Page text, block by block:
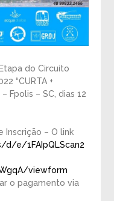
Etapa do Circuito
“CURTA +
Fpolis – SC, dias 12
Inscrição – O link
e/1FAIpQLScan2
viewform
o pagamento via